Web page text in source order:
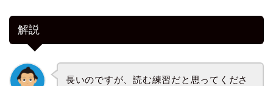
解説
長いのですが、読む練習だと思ってくださ